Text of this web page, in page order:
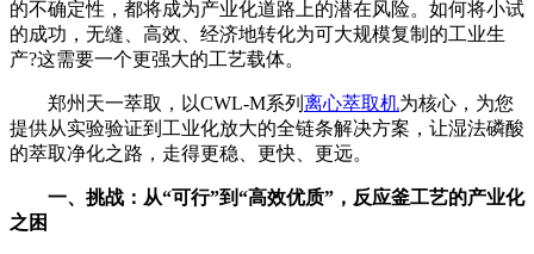
的不确定性，都将成为产业化道路上的潜在风险。如何将小试
的成功，无缝、高效、经济地转化为可大规模复制的工业生
产?这需要一个更强大的工艺载体。
郑州天一萃取，以CWL-M系列 离心萃取机为核心，为您
提供从实验验证到工业化放大的全链条解决方案，让湿法磷酸
的萃取净化之路，走得更稳、更快、更远。
一、挑战：从“可行”到“高效优质”，反应釜工艺的产业化
之困